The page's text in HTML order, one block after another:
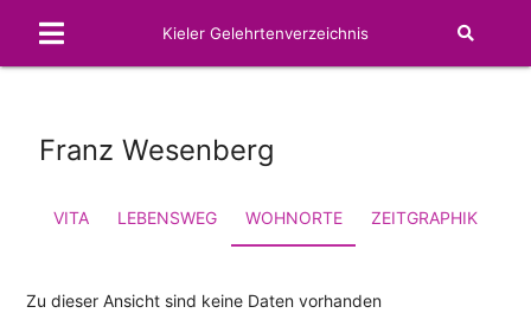
Kieler Gelehrtenverzeichnis
Franz Wesenberg
VITA LEBENSWEG WOHNORTE ZEITGRAPHIK
Zu dieser Ansicht sind keine Daten vorhanden